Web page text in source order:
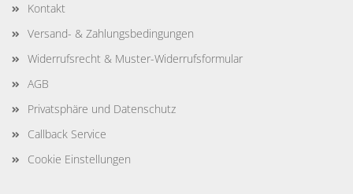
Kontakt
Versand- & Zahlungsbedingungen
Widerrufsrecht & Muster-Widerrufsformular
AGB
Privatsphäre und Datenschutz
Callback Service
Cookie Einstellungen